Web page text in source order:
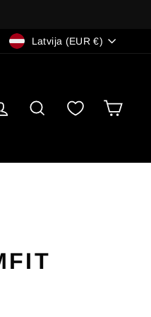
VALŪTA
Latvija (EUR €)
PIETEIKTIES
PREČU